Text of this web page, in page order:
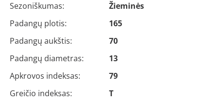
Sezoniškumas:
Žieminės
Padangų plotis:
165
Padangų aukštis:
70
Padangų diametras:
13
Apkrovos indeksas:
79
Greičio indeksas:
T